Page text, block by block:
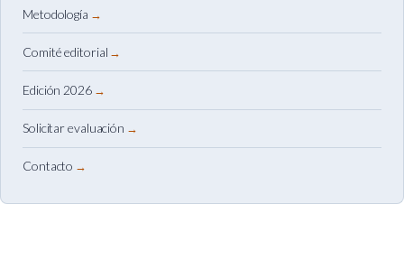
Metodología
Comité editorial
Edición 2026
Solicitar evaluación
Contacto